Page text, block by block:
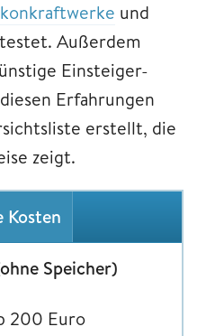
und
Außerdem
Einsteiger-
Erfahrungen
erstellt, die
zeigt.
Kosten
Speicher)
200 Euro